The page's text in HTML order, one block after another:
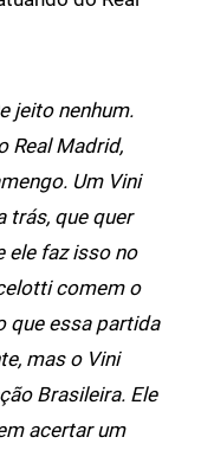
jeito nenhum.
Real Madrid,
Um Vini
trás, que quer
ele faz isso no
comem o
que essa partida
mas o Vini
Brasileira. Ele
acertar um